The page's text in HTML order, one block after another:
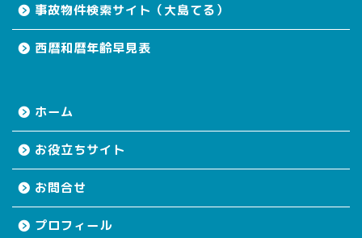
事故物件検索サイト（大島てる）
西暦和暦年齢早見表
ホーム
お役立ちサイト
お問合せ
プロフィール